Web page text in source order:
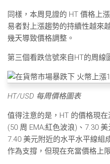
同樣，本周見證的 HT 價格上
易者對上漲趨勢的持續性越來
幾天導致價格調整。
第三個看跌信號來自HT的周線
HT/USD 每周價格圖表
值得注意的是，HT 的價格現
(50 周 EMA;紅色波浪)、7.30
7.40 美元附近的水平水平線組
作為支撐，但現在充當價格上